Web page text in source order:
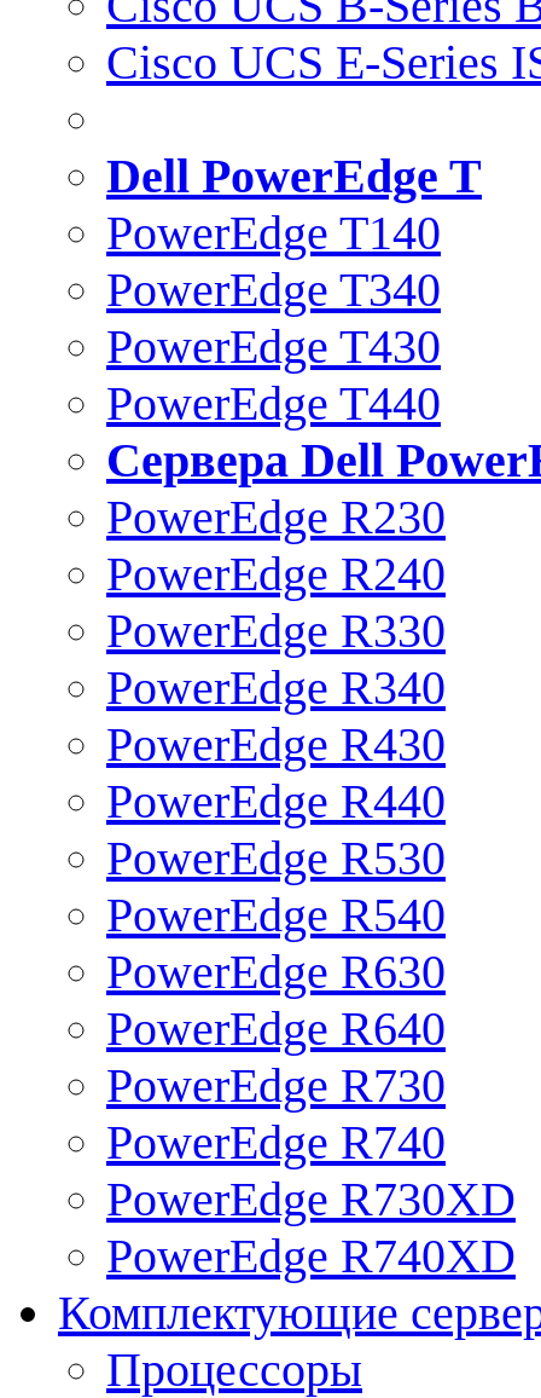
Cisco UCS E-Series
Dell PowerEdge T
PowerEdge T140
PowerEdge T340
PowerEdge T430
PowerEdge T440
Сервера Dell
PowerEdge R230
PowerEdge R240
PowerEdge R330
PowerEdge R340
PowerEdge R430
PowerEdge R440
PowerEdge R530
PowerEdge R540
PowerEdge R630
PowerEdge R640
PowerEdge R730
PowerEdge R740
PowerEdge R730XD
PowerEdge R740XD
Комплектующие
Процессоры